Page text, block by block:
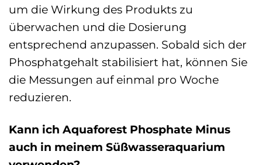
um die Wirkung des Produkts zu
überwachen und die Dosierung
entsprechend anzupassen. Sobald sich der
Phosphatgehalt stabilisiert hat, können Sie
die Messungen auf einmal pro Woche
reduzieren.
Kann ich Aquaforest Phosphate Minus
auch in meinem Süßwasseraquarium